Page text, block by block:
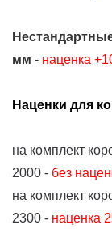
мм - наценка
Наценки для
на комплект
2000 - без
на комплект
2300 - наценка